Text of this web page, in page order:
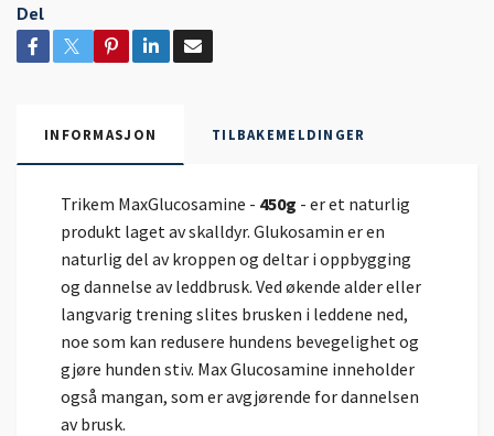
Del
INFORMASJON TILBAKEMELDINGER
Trikem MaxGlucosamine - 450g - er et naturlig
produkt laget av skalldyr. Glukosamin er en
naturlig del av kroppen og deltar i oppbygging
og dannelse av leddbrusk. Ved økende alder eller
langvarig trening slites brusken i leddene ned,
noe som kan redusere hundens bevegelighet og
gjøre hunden stiv. Max Glucosamine inneholder
også mangan, som er avgjørende for dannelsen
av brusk.